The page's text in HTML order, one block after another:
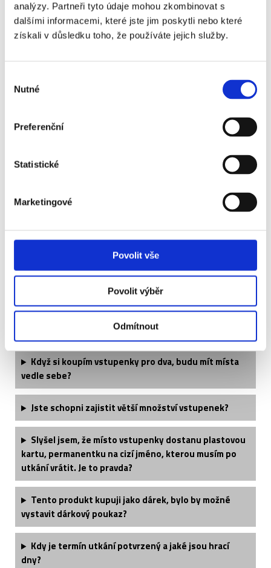
analýzy. Partneři tyto údaje mohou zkombinovat s
dalšími informacemi, které jste jim poskytli nebo které
získali v důsledku toho, že používáte jejich služby.
souhlasu
Nutné
Preferenční
Statistické
Marketingové
Povolit vše
Povolit výběr
Odmítnout
VstupenkaVIP Cherry Orchardobsahuje:
průkaz?
Kdy obdržím své vstupenky?
Jaké si mohu vzít oblečení?
Když si koupím vstupenky pro dva, budu mít místa
vedle sebe?
Jste schopni zajistit větší množství vstupenek?
Slyšel jsem, že místo vstupenky dostanu plastovou
kartu, permanentku na cizí jméno, kterou musím po
utkání vrátit. Je to pravda?
Tento produkt kupuji jako dárek, bylo by možné
vystavit dárkový poukaz?
Kdy je termín utkání potvrzený a jaké jsou hrací
dny?